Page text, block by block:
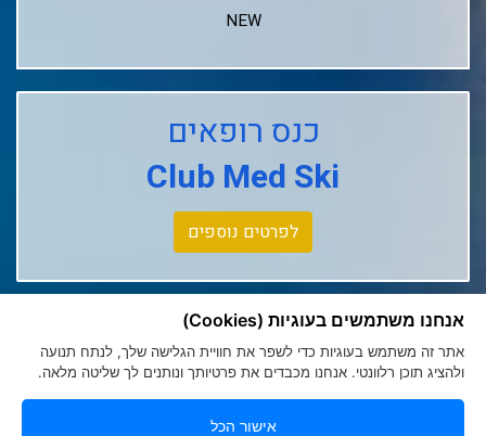
NEW
↓↓↓
Club Med L'alpe D'huez
Club Med La Rosiere
Club Med Tignes
Club Med Seychelles
כנס רופאים
Club Med Ski
לפרטים נוספים
אנחנו משתמשים בעוגיות (Cookies)
אתר זה משתמש בעוגיות כדי לשפר את חוויית הגלישה שלך, לנתח תנועה
ולהציג תוכן רלוונטי. אנחנו מכבדים את פרטיותך ונותנים לך שליטה מלאה.
אישור הכל